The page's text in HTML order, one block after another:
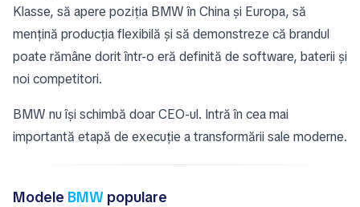
Klasse, să apere poziția BMW în China și Europa, să
mențină producția flexibilă și să demonstreze că brandul
poate rămâne dorit într-o eră definită de software, baterii și
noi competitori.
BMW nu își schimbă doar CEO-ul. Intră în cea mai
importantă etapă de execuție a transformării sale moderne.
Modele BMW populare